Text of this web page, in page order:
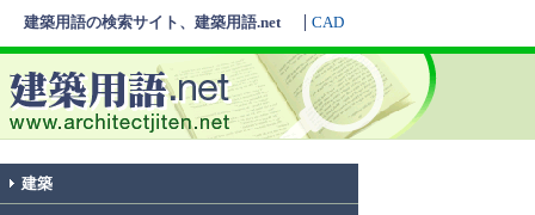
建築用語の検索サイト、建築用語.net CAD
建築